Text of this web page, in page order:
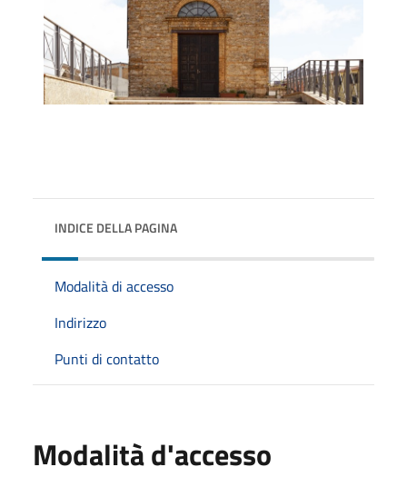
INDICE DELLA PAGINA
Modalità di accesso
Indirizzo
Punti di contatto
Modalità d'accesso